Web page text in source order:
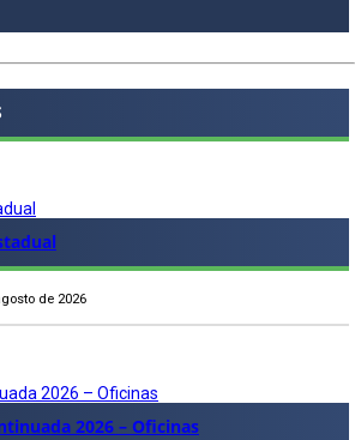
de 2026
2026 – Oficinas
2026 – Oficinas